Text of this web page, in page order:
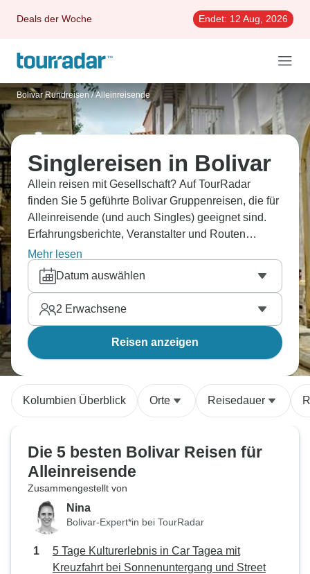
Deals der Woche Endet: 12 Aug, 2026
Bolivar Rundreisen / Alleinreisende
Singlereisen in Bolivar
Allein reisen mit Gesellschaft? Auf TourRadar
finden Sie 5 geführte Bolivar Gruppenreisen, die für
Alleinreisende (und auch Singles) geeignet sind.
Erfahrungsberichte, Veranstalter und Routen
vergleichen und die beste Rundreise flexibel
buchen.
Mehr lesen
Datum auswählen
2 Erwachsene
Reisen anzeigen
Kolumbien Überblick Orte Reisedauer
Die 5 besten Bolivar Reisen für
Alleinreisende
Zusammengestellt von
Nina
Bolivar-Expert*in bei TourRadar
5 Tage Kulturerlebnis in Car Tagea mit
Kreuzfahrt bei Sonnenuntergang und Street